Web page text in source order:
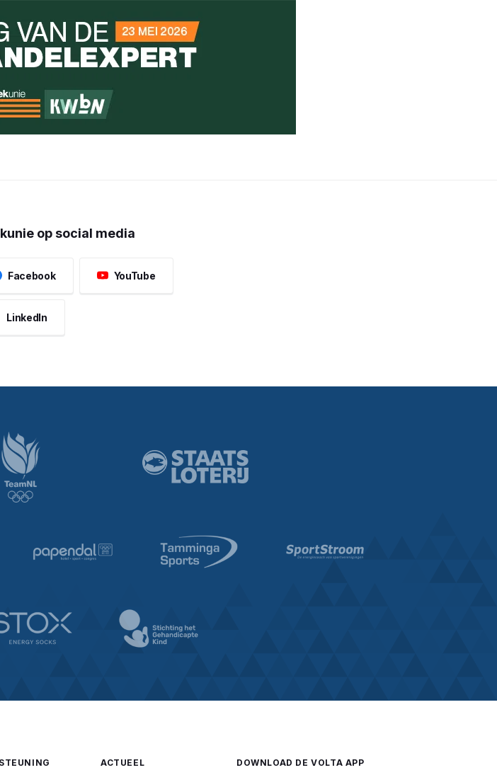
op social media
Facebook YouTube
LinkedIn
ACTUEEL DOWNLOAD DE VOLTA APP